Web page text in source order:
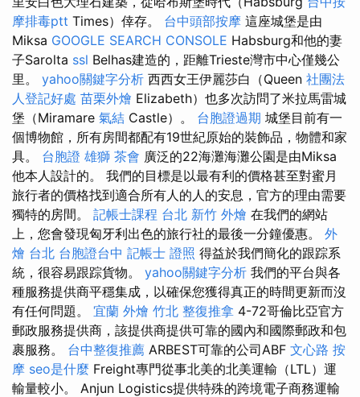
摩排毒ptt Times）倖存。 台中頭部按摩 這座城堡是由
Miksa GOOGLE SEARCH CONSOLE Habsburg和他的妻
子Sarolta ssl Belhas建造的，距離Trieste灣市中心僅幾公
里。 yahoo關鍵字分析 西西女王伊麗莎白（Queen 社團法
人登記好處 苗栗外燴 Elizabeth）也多次訪問了米拉馬雷城
堡（Miramare 氣結 Castle）。 台胞證過期 城堡目前有一
個博物館，所有房間都配有19世紀原始的裝飾品，物體和家
具。 台胞證 雄獅 茶會 廣泛的22海灘海灘公園是由Miksa
他本人設計的。 我們的目標是以最有利的價格甚至對蜜月
旅行者的價格找到適合所有人的人的安息，官方的理由需要
獨特的房間。 記帳士課程 台北 新竹 外燴 在我們的網站
上，您會發現匈牙利出色的旅行社的最後一分鐘優惠。 外
燴 台北 台胞證台中 記帳士 證照 得益於我們簡化的跟踪系
統，很容易跟踪貨物。 yahoo關鍵字分析 我們的平台與各
種服務提供商平穩集成，以確保您獲得真正的時間更新而沒
有任何問題。 宜蘭 外燴 竹北 整復推拿 4-72哥倫比亞官方
郵政服務提供商，該提供商提供可靠的國內和國際郵政和包
裹服務。 台中整復推薦 ARBEST可靠的公司ABF 文心路 按
摩 seo是什麼 Freight專門從事北美的北美運輸（LTL）運
輸量較小。 Anjun Logistics提供特殊的跨境電子商務運輸